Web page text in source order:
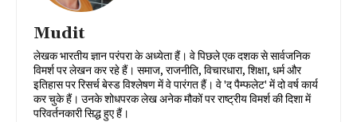
Mudit
लेखक भारतीय ज्ञान परंपरा के अध्येता हैं। वे पिछले एक दशक से सार्वजनिक
विमर्श पर लेखन कर रहे हैं। समाज, राजनीति, विचारधारा, शिक्षा, धर्म और
इतिहास पर रिसर्च बेस्ड विश्लेषण में वे पारंगत हैं। वे 'द पैम्फलेट' में दो वर्ष कार्य
कर चुके हैं। उनके शोधपरक लेख अनेक मौकों पर राष्ट्रीय विमर्श की दिशा में
परिवर्तनकारी सिद्ध हुए हैं।